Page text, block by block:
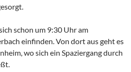
schon um 9:30 Uhr am
einfinden. Von dort aus geht es
wo sich ein Spaziergang durch